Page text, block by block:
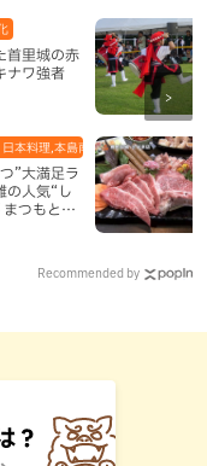
首里城の赤
ナワ強者
”大満足ラ
の人気“し
まつもと』
本料理,本島南部,那覇市
Recommended by